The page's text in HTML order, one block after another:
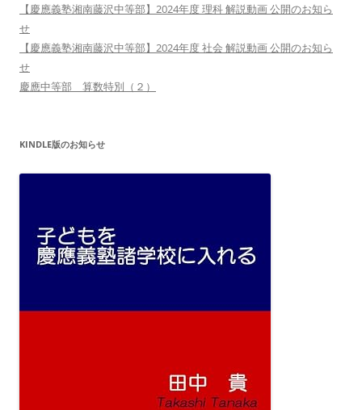
【慶應義塾湘南藤沢中等部】2024年度 理科 解説動画 公開のお知ら
せ
【慶應義塾湘南藤沢中等部】2024年度 社会 解説動画 公開のお知ら
せ
慶應中等部 算数特別（２）
KINDLE版のお知らせ